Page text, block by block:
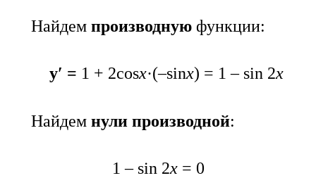
Найдем производную функции:
y′ = 1 + 2cosx·(–sinx) = 1 – sin 2x
Найдем нули производной:
1 – sin 2x= 0